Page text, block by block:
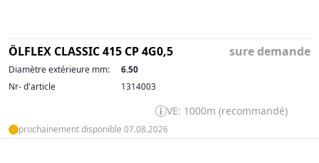
ÖLFLEX CLASSIC 415 CP 4G0,5 sure demande
Diamètre extérieure mm:
6.50
Nr- d'article
1314003
VE: 1000m (recommandé)
prochainement disponible 07.08.2026